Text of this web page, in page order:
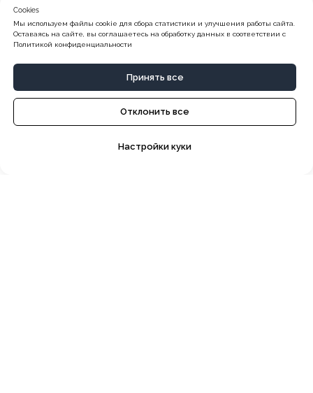
Cookies
Мы используем файлы cookie для сбора статистики и улучшения работы сайта.
Оставаясь на сайте, вы соглашаетесь на обработку данных в соответствии с
Политикой конфиденциальности
Принять все
Отклонить все
Настройки куки